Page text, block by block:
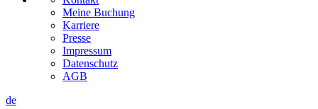
Meine Buchung
Karriere
Presse
Impressum
Datenschutz
AGB
de